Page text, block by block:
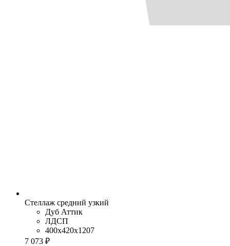
Стеллаж средний узкий
Дуб Аттик
ЛДСП
400x420x1207
7 073 ₽